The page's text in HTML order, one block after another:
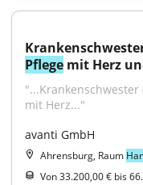
Pflege mit Herz
mit Herz..."
avanti GmbH
Ahrensburg, Raum
Von 33.200,00 € bis